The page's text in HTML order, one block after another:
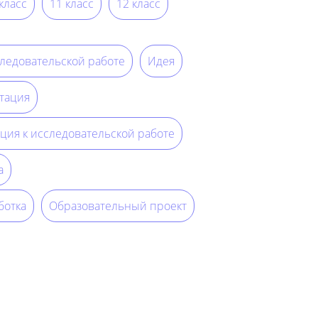
11 класс 12 класс
работе Идея
к исследовательской работе
Образовательный проект